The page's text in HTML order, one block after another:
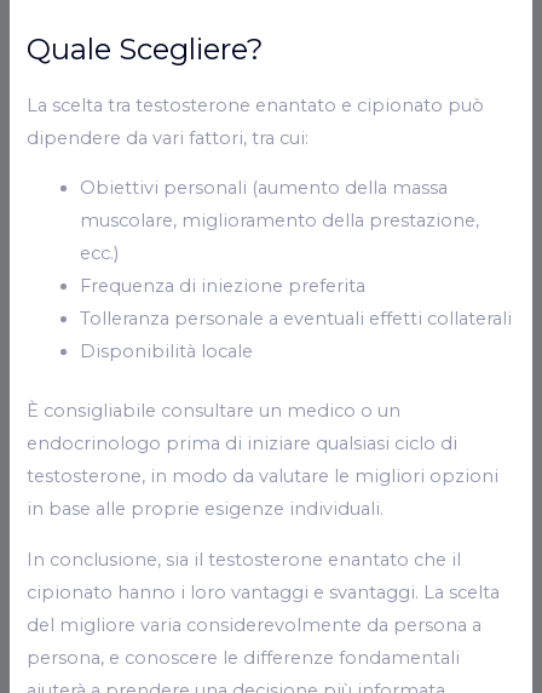
Quale Scegliere?
La scelta tra testosterone enantato e cipionato può
dipendere da vari fattori, tra cui:
Obiettivi personali (aumento della massa
muscolare, miglioramento della prestazione,
ecc.)
Frequenza di iniezione preferita
Tolleranza personale a eventuali effetti collaterali
Disponibilità locale
È consigliabile consultare un medico o un
endocrinologo prima di iniziare qualsiasi ciclo di
testosterone, in modo da valutare le migliori opzioni
in base alle proprie esigenze individuali.
In conclusione, sia il testosterone enantato che il
cipionato hanno i loro vantaggi e svantaggi. La scelta
del migliore varia considerevolmente da persona a
persona, e conoscere le differenze fondamentali